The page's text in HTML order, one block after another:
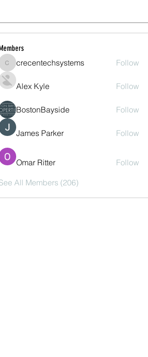
crecentechsystems
crecentechsystems Follow
Alex Kyle Follow
BostonBayside Follow
James Parker Follow
Omar Ritter Follow
All Members (206)